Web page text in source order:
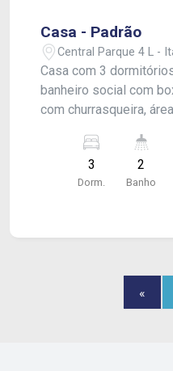
Casa - Padrão
Central Parque 4 L -
Casa com 3
banheiro social com
com churrasqueira,
garagem coberta para
forro pvc, forro de
3
Dorm.
2
Banho
«